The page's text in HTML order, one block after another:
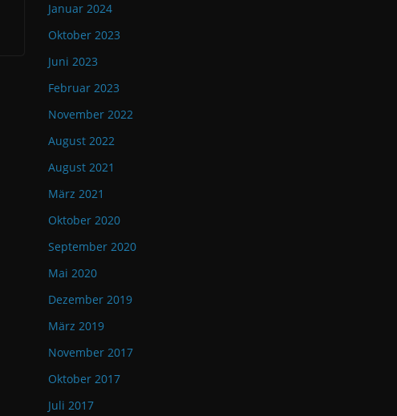
Januar 2024
Oktober 2023
Juni 2023
Februar 2023
November 2022
August 2022
August 2021
März 2021
Oktober 2020
September 2020
Mai 2020
Dezember 2019
März 2019
November 2017
Oktober 2017
Juli 2017